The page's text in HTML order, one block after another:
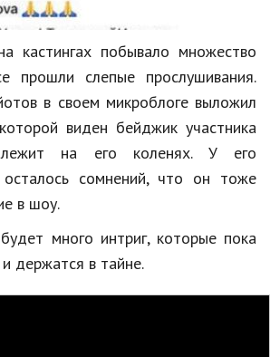
кастингах побывало множество
прошли слепые прослушивания.
в своем микроблоге выложил
виден бейджик участника
на его коленях. У его
сомнений, что он тоже
в шоу.
много интриг, которые пока
держатся в тайне.